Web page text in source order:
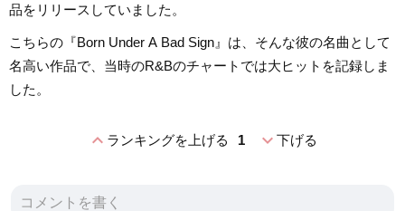
品をリリースしていました。
こちらの『Born Under A Bad Sign』は、そんな彼の名曲として
名高い作品で、当時のR&Bのチャートでは大ヒットを記録しま
した。
expand_lessランキングを上げる 1 expand_more下げる